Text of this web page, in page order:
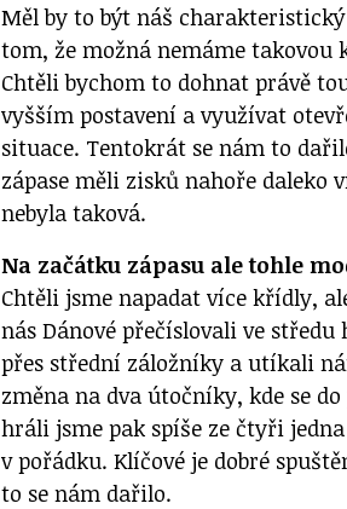
Měl by to být náš charakteristický
tom, že možná nemáme takovou
Chtěli bychom to dohnat právě
vyšším postavení a využívat
situace. Tentokrát se nám to
zápase měli zisků nahoře daleko
nebyla taková.
Na začátku zápasu ale tohle
Chtěli jsme napadat více křídly,
nás Dánové přečíslovali ve
přes střední záložníky a utíkali
změna na dva útočníky, kde se
hráli jsme pak spíše ze čtyři
v pořádku. Klíčové je dobré
to se nám dařilo.